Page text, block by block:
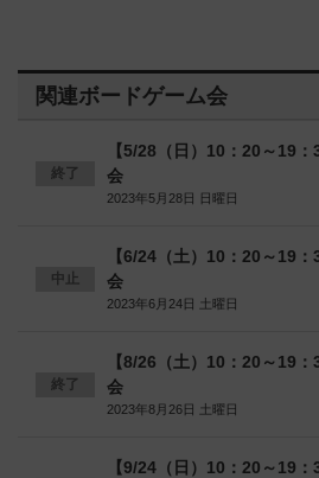
関連ボードゲーム会
終了
【5/28（日）10：20～19
会
2023年5月28日 日曜日
中止
【6/24（土）10：20～19
会
2023年6月24日 土曜日
終了
【8/26（土）10：20～19
会
2023年8月26日 土曜日
【9/24（日）10：20～19